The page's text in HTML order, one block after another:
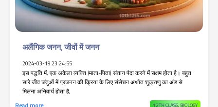
अलैंगिक जनन, जीवों में जनन
2024-03-19 23:24:55
इस पद्धति में, एक अकेला व्यक्ति (माता-पिता) संतान पैदा करने में सक्षम होता है। बहुत
सारे जीव जंतुओं में प्रजनन की क्रिया के लिए संसेचन अर्थात शुक्राणु का अंड से
मिलना अनिवार्य होता है,
Read more
12TH CLASS, BIOLOGY